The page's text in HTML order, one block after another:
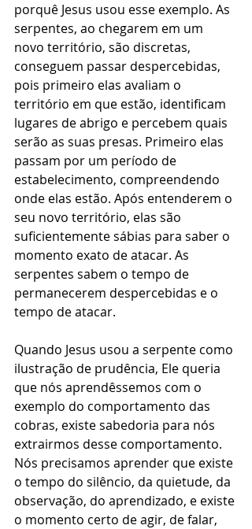
porquê Jesus usou esse exemplo. As
serpentes, ao chegarem em um
novo território, são discretas,
conseguem passar despercebidas,
pois primeiro elas avaliam o
território em que estão, identificam
lugares de abrigo e percebem quais
serão as suas presas. Primeiro elas
passam por um período de
estabelecimento, compreendendo
onde elas estão. Após entenderem o
seu novo território, elas são
suficientemente sábias para saber o
momento exato de atacar. As
serpentes sabem o tempo de
permanecerem despercebidas e o
tempo de atacar.
Quando Jesus usou a serpente como
ilustração de prudência, Ele queria
que nós aprendêssemos com o
exemplo do comportamento das
cobras, existe sabedoria para nós
extrairmos desse comportamento.
Nós precisamos aprender que existe
o tempo do silêncio, da quietude, da
observação, do aprendizado, e existe
o momento certo de agir, de falar,